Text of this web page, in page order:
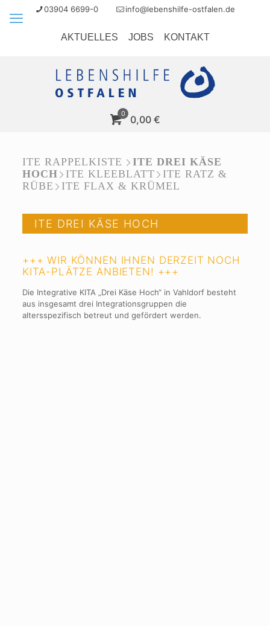
03904 6699-0 info@lebenshilfe-ostfalen.de
AKTUELLES JOBS KONTAKT
0 0,00 €
ITE RAPPELKISTE
ITE DREI KÄSE
HOCH
ITE KLEEBLATT
ITE RATZ &
RÜBE
ITE FLAX & KRÜMEL
ITE DREI KÄSE HOCH
+++ WIR KÖNNEN IHNEN DERZEIT NOCH
KITA-PLÄTZE ANBIETEN! +++
Die Integrative KITA „Drei Käse Hoch“ in Vahldorf besteht
aus insgesamt drei Integrationsgruppen die
altersspezifisch betreut und gefördert werden.